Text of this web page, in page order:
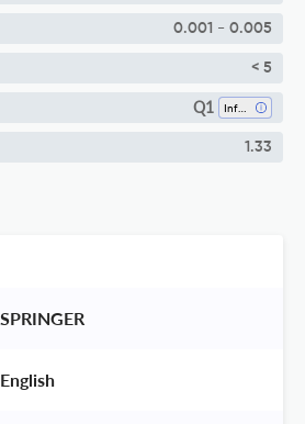
0.001 - 0.005
< 5
Q1
1.33
SPRINGER
English